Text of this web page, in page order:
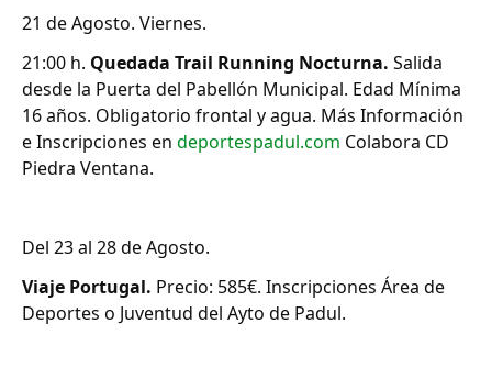
21 de Agosto. Viernes.
21:00 h. Quedada Trail Running Nocturna. Salida
desde la Puerta del Pabellón Municipal. Edad Mínima
16 años. Obligatorio frontal y agua. Más Información
e Inscripciones en deportespadul.com Colabora CD
Piedra Ventana.
Del 23 al 28 de Agosto.
Viaje Portugal. Precio: 585€. Inscripciones Área de
Deportes o Juventud del Ayto de Padul.